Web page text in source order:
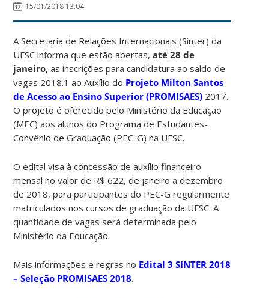
15/01/2018 13:04
A Secretaria de Relações Internacionais (Sinter) da
UFSC informa que estão abertas,até 28 de
janeiro, as inscrições para candidatura ao saldo de
vagas 2018.1 ao Auxílio do Projeto Milton Santos
de Acesso ao Ensino Superior (PROMISAES) 2017.
O projeto é oferecido pelo Ministério da Educação
(MEC) aos alunos do Programa de Estudantes-
Convênio de Graduação (PEC-G) na UFSC.
O edital visa à concessão de auxílio financeiro
mensal no valor de R$ 622, de janeiro a dezembro
de 2018, para participantes do PEC-G regularmente
matriculados nos cursos de graduação da UFSC. A
quantidade de vagas será determinada pelo
Ministério da Educação.
Mais informações e regras no Edital 3 SINTER 2018
– Seleção PROMISAES 2018.